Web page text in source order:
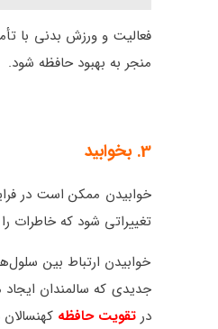
فعالیت و ورزش بدنی با
منجر به بهبود حافظه شود.
3. بخوابید
خوابیدن ممکن است در
تغییراتی شود که خاطرات
خوابیدن ارتباط بین
درتقویت حافظه کهنسالان